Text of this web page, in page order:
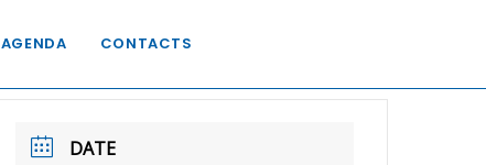
AGENDA CONTACTS
DATE